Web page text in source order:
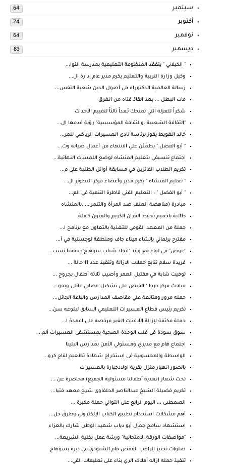
سبتمبر 64
أكتوبر 24
نوفمبر 64
ديسمبر 83
" الكيلاني " يتفقد المنظومة التعليمية بمدرسة النوا...
وكيل وزارة التربية والتعليم يكرم مدير عام إدارة ال...
رسالة العالمية الدكتوراه في أصول الدين شعبة التفس...
مات البطل ... بعد انقاذ فتاه من الغرق
شكراً للعزلة التي تمنحك بُعداً ثالثاً لتقييم الأحداث
"الثقافة الشعبية..والثقافة المؤسسية" رؤية قدمها ال...
خالد الغويط يفوز برئاسة نادى العسيرات الرياضي للمر...
" أبو الفضل " يطمئن علي الانتهاء من أعمال صيانة وت...
اجتماع تنسيقي بتعليم المنشاه لوضع اللمسات النهائية...
تكريم الطلاب الفائزين في مسابقة أوائل الطلبة على م...
" تعليم المنشاه " يكرم مدير وأعضاء مركز التطوير ال...
" أبو الفضل " : التعليم الفني قاطرة التنمية في الم...
مبادرة (مناهضة العنف ضد المرأة والتنمر .....بالمنشاه
طالبة باخميم تحفظ القران الكريم والمتون كاملة
حملة من المعهد القومي للتغذية بالتعاون مع برنامج ا...
مقترح برلماني بإنشاء ميناء جاف ومنطقة لوجستية في أ...
"عوض" في لقاء مع وفد "اتحاد شباب سوهاج": حققنا نسب...
فريدة سلام تتابع حملات الازالة وتنفيذ عدد 11 حالة ...
توفيت شابة في مقتبل العمر وأصيب ثلاثة أطفال بجروح ...
مباحث مركز جرجا ‘ القبض على تشكيل عصابي عائلي وبحو...
حمله مرور ومتابعة علي مقاصف المدارس والباعة الجائل...
تكريم رئيس قطاع العسيرات التعليمي السابق لبلوغه سن...
حملة مكثفة لإزالة اللافتات الغير مرخصه علي اعمدة ا...
سوق سودة فى قلب الوحدة الصحية بمستشفى العسيرات ألم...
اجتماع هام مع مديري ومسئولي الأمن بمدارس البلينا
الواسطة والمحسوبية فى استخراج شهادة تطعيم لقاح كرو...
بالصور انهيار منزل بقرية اولادجبارة بالعسيرات
تحت شعار (تغذية أطفالنا مسئولية الجميع) محاضرة عن ...
تكريم فضيلة الشيخ عبدالناصر الحلفاوى شيخ معهد فتيا...
الصمطىى ،،، اليوم الرابع على التوالي حملة مكبرة ...
أهم مشكلات استخدام تطبيق الكتاب الإلكتروني وطرق حل...
استشهاد سامح جمال أبو دياب شهيد الوطن شارك بالعزاء
"مواصفات الورقة الامتحانية" ورشة عمل بكلية الشريعة...
صلوات تجنيز الراهب القمص فام الشنودي في ديره بسوهاج
تنفيذ حمله ازاله أملاك الري بناء على تعليمات القي...